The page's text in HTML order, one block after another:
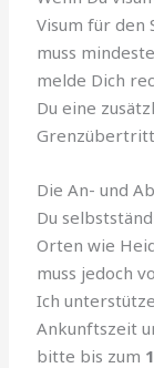
Visum für den
muss
melde Dich
Du eine
Die An- und
Du
Orten wie
muss jedoch
Ich
Ankunftszeit
bitte bis zum